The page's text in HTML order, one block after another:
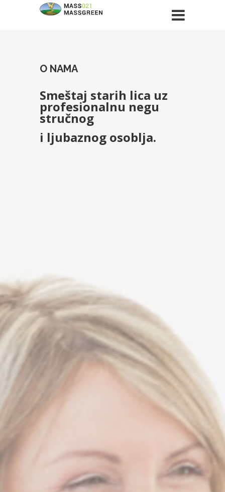
O NAMA
Smeštaj starih lica uz
profesionalnu negu
stručnog
i ljubaznog osoblja.